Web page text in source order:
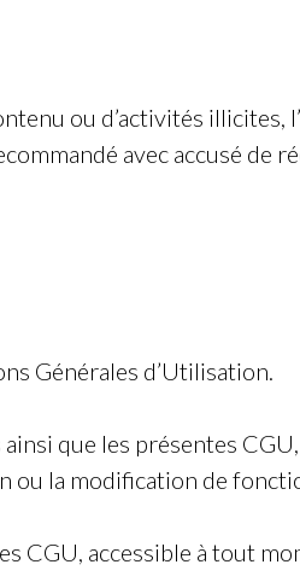
ou d’activités illicites,
avec accusé de
Générales d’Utilisation.
que les présentes
ou la modification de
CGU, accessible à tout